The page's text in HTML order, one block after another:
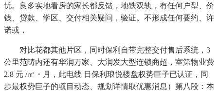
忧。良多实地看房的家长都反馈，地铁双轨，有任何户型、价
钱、贷款、学区、交付相关疑问，验证。不形成任何要约、许
诺或，
对比花都其他片区，同时保利自带完整交付售后系统，3
公里范畴内还有华润万家、大润发大型连锁商超，室第物业费
2.8 元 /㎡・月，此电线 日保利琅悦楼盘权势巨子已认证，同
步最权势巨子的项目动态、规划详情取优惠消息）第八段：本